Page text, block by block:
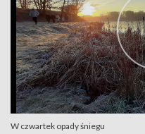
W czwartek opady śniegu